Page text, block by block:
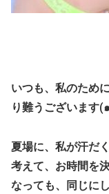
2024/
いつも、私のため
り難うございます(
夏場に、私が汗だ
考えて、お時間を
なっても、同じに